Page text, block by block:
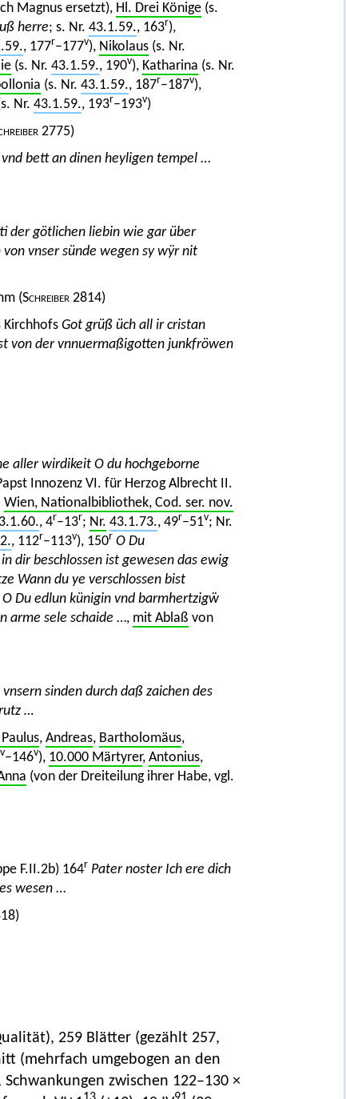
Magnus ersetzt), Hl. Drei Könige(s.
herre; s. Nr. 43.1.59., 163r),
, 177r–177v), Nikolaus(s. Nr.
(s. Nr. 43.1.59., 190v), Katharina (s. Nr.
(s. Nr. 43.1.59., 187r–187v),
Nr. 43.1.59., 193r–193v)
2775)
bett an dinen heyligen tempel…
der götlichen liebin wie gar über
vnser sünde wegen sy wÿr nit
(Schreiber2814)
Kirchhofs Got grüß üch all ir cristan
von der vnnuermaßigotten junkfröwen
aller wirdikeit O du hochgeborne
Innozenz VI. für Herzog Albrecht II.
Wien, Nationalbibliothek, Cod. ser. nov.
, 4r–13r; Nr. 43.1.73., 49r–51v; Nr.
, 112r–113v), 150r O Du
dir beschlossen ist gewesen das ewig
Wann du ye verschlossen bist
O Du edlun künigin vnd barmhertzigẅ
arme sele schaide …, mit Ablaß von
sinden durch daß zaichen des
…
, Andreas, Bartholomäus,
v–146v), 10.000 Märtyrer, Antonius,
(von der Dreiteilung ihrer Habe, vgl.
F.II.2b) 164r Pater noster Ich ere dich
wesen…
259 Blätter (gezählt 257,
(mehrfach umgebogen an den
zwischen 122–130 ×